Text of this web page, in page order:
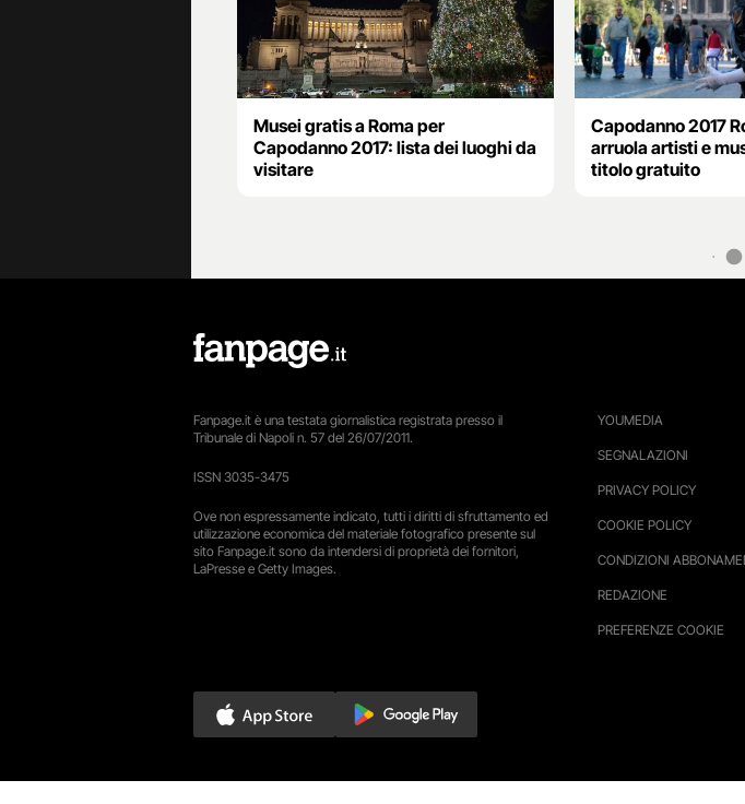
Musei gratis a Roma per
Capodanno 2017: lista dei luoghi da
visitare
Capodanno 2017
arruola artisti e
titolo gratuito
YOUMEDIA
SEGNALAZIONI
PRIVACY POLICY
COOKIE POLICY
CONDIZIONI
REDAZIONE
PREFERENZE COOKIE
Fanpage.it è una testata giornalistica registrata presso il
Tribunale di Napoli n. 57 del 26/07/2011.
ISSN 3035-3475
Ove non espressamente indicato, tutti i diritti di sfruttamento ed
utilizzazione economica del materiale fotografico presente sul
sito Fanpage.it sono da intendersi di proprietà dei fornitori,
LaPresse e Getty Images.